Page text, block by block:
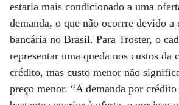
estaria mais condicionado a uma
demanda, o que não ocorrre devido a
bancária no Brasil. Para Troster, o
representar uma queda nos custos da
crédito, mas custo menor não
preço menor. “A demanda por